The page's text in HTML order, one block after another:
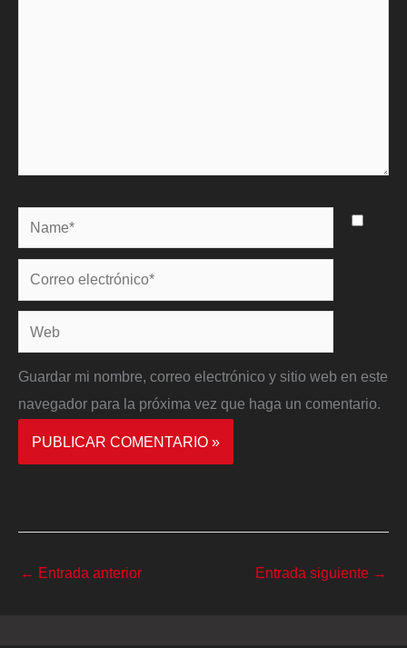
Name*
Correo
electrónico*
Web
Guardar mi nombre, correo electrónico y sitio web en este
navegador para la próxima vez que haga un comentario.
← Entrada anterior Entrada siguiente →